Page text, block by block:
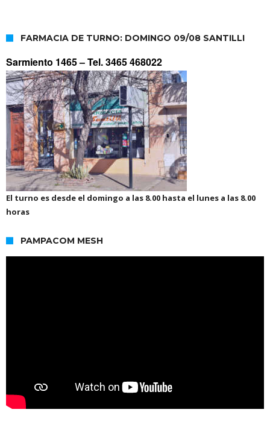
FARMACIA DE TURNO: DOMINGO 09/08 SANTILLI
Sarmiento 1465 –Tel. 3465 468022
El turno es desde el domingo a las 8.00 hasta el lunes a las 8.00
horas
PAMPACOM MESH